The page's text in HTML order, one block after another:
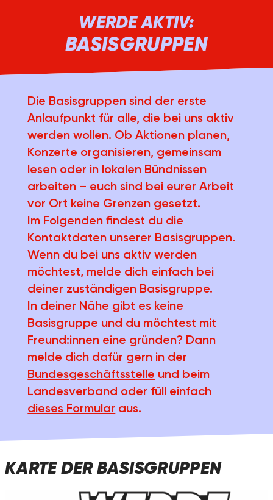
WERDE AKTIV:
BASISGRUPPEN
Die Basisgruppen sind der erste
Anlaufpunkt für alle, die bei uns aktiv
werden wollen. Ob Aktionen planen,
Konzerte organisieren, gemeinsam
lesen oder in lokalen Bündnissen
arbeiten – euch sind bei eurer Arbeit
vor Ort keine Grenzen gesetzt.
Im Folgenden findest du die
Kontaktdaten unserer Basisgruppen.
Wenn du bei uns aktiv werden
möchtest, melde dich einfach bei
deiner zuständigen Basisgruppe.
In deiner Nähe gibt es keine
Basisgruppe und du möchtest mit
Freund:innen eine gründen? Dann
melde dich dafür gern in der
Bundesgeschäftsstelle und beim
Landesverband oder füll einfach
dieses Formular aus.
KARTE DER BASISGRUPPEN